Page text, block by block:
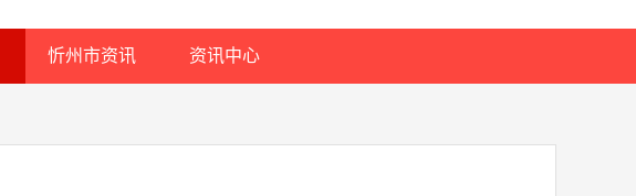
忻州市资讯 资讯中心